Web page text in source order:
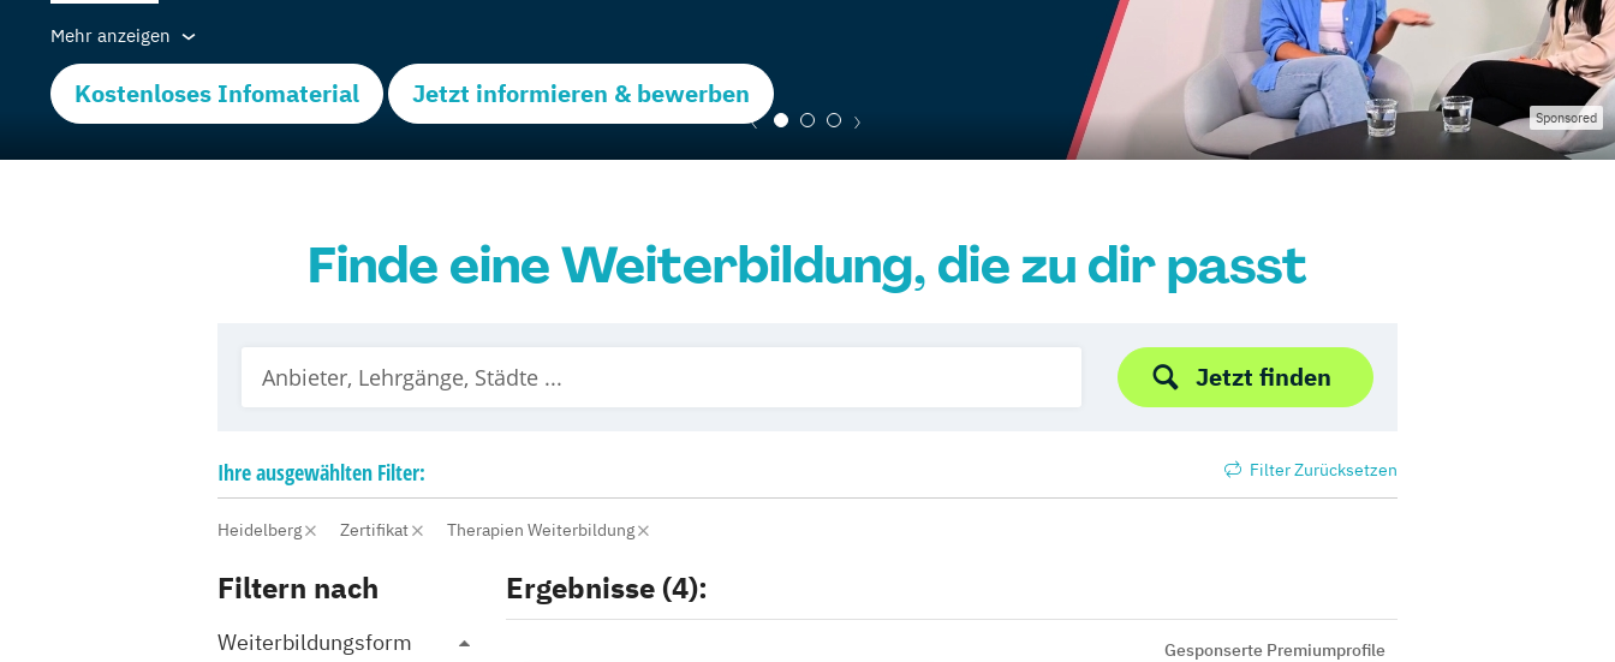
Mehr anzeigen
Kostenloses Infomaterial Jetzt informieren & bewerben
Sponsored
Finde eine Weiterbildung, die zu dir passt
Jetzt finden
Ihreausgewählten Filter: Filter Zurücksetzen
Heidelberg Zertifikat Therapien Weiterbildung
Filtern nach
Weiterbildungsform
Ergebnisse (4):
Gesponserte Premiumprofile